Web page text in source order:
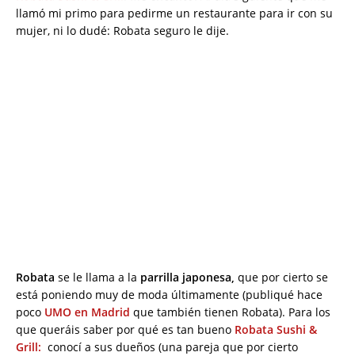
llamó mi primo para pedirme un restaurante para ir con su
mujer, ni lo dudé: Robata seguro le dije.
Robata se le llama a la parrilla japonesa, que por cierto se
está poniendo muy de moda últimamente (publiqué hace
poco UMO en Madrid que también tienen Robata). Para los
que queráis saber por qué es tan bueno Robata Sushi &
Grill: conocí a sus dueños (una pareja que por cierto